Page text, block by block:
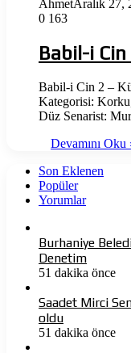
AhmetAralık 27,
0 163
Babil-i Cin
Babil-i Cin 2 –
Kategorisi:
Düz Senarist:
Devamını Oku
Son Eklenen
Popüler
Yorumlar
Burhaniye
Denetim
51 dakika önce
Saadet Mirci
oldu
51 dakika önce